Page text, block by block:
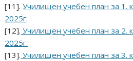
[11].Училищен учебен план за 1.
2025г.
[12]. Училищен учебен план за 2.
2025г.
[13]. Училищен учебен план за 3.